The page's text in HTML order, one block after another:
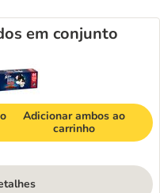
em conjunto
Adicionar ambos ao
carrinho